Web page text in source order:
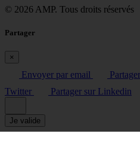
© 2026 AMP. Tous droits réservés
Partager
×
Envoyer par email
Twitter
Partager sur Linkedin
Je valide